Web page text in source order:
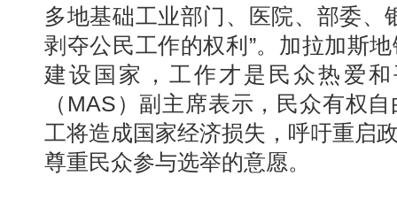
多地基础工业部门、医院、部委、
剥夺公民工作的权利”。加拉加斯
建设国家，工作才是民众热爱
（MAS）副主席表示，民众有权
工将造成国家经济损失，呼吁重启
尊重民众参与选举的意愿。